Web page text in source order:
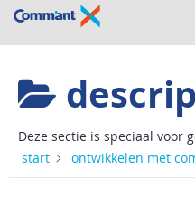
Ga
inhoud
help
@
Deze sectie is speciaal
start
ontwikkelen met